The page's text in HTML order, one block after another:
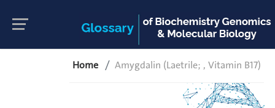
Home Amygdalin (Laetrile; , Vitamin B17)